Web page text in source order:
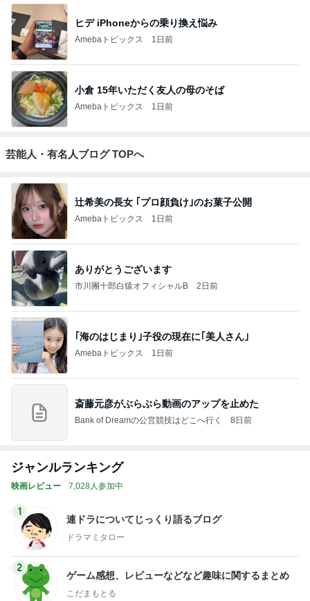
ヒデ iPhoneからの乗り換え悩み
Amebaトピックス 1日前
小倉 15年いただく友人の母のそば
Amebaトピックス 1日前
芸能人・有名人ブログ TOPへ
辻希美の長女 ｢プロ顔負け｣のお菓子公開
Amebaトピックス 1日前
ありがとうございます
市川團十郎白猿オフィシャルB 2日前
｢海のはじまり｣子役の現在に｢美人さん｣
Amebaトピックス 1日前
斎藤元彦がぶらぶら動画のアップを止めた
Bank of Dreamの公営競技はどこへ行く 8日前
ジャンルランキング
映画レビュー 7,028人参加中
1
連ドラについてじっくり語るブログ
ドラマミタロー
2
ゲーム感想、レビューなどなど趣味に関するまとめ
こだまもとる